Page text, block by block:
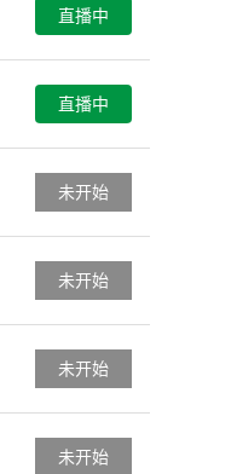
直播中
直播中
未开始
未开始
未开始
未开始